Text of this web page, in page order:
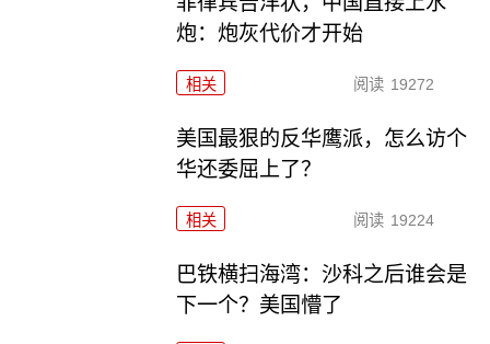
炮：炮灰代价才开始
相关 阅读 19272
美国最狠的反华鹰派，怎么访个
华还委屈上了？
相关 阅读 19224
巴铁横扫海湾：沙科之后谁会是
下一个？美国懵了